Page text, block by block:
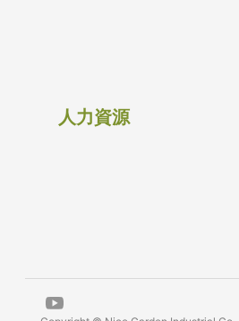
人力資源